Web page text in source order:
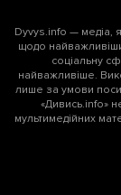
Dyvys.info — медіа,
щодо
соціальну
найважливіше.
лише за умови
«Дивись.info»
мультимедійних